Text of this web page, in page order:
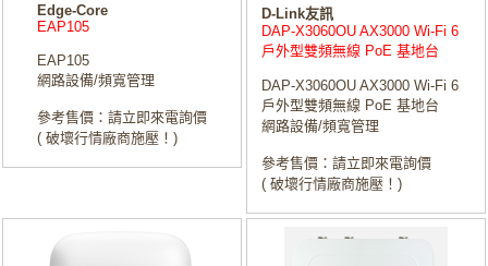
Edge-Core
EAP105
EAP105
網路設備/頻寬管理
參考售價：請立即來電詢價
( 破壞行情廠商施壓！)
D-Link友訊
DAP‑X3060OU AX3000 Wi-Fi 6
戶外型雙頻無線 PoE 基地台
DAP‑X3060OU AX3000 Wi-Fi 6
戶外型雙頻無線 PoE 基地台
網路設備/頻寬管理
參考售價：請立即來電詢價
( 破壞行情廠商施壓！)